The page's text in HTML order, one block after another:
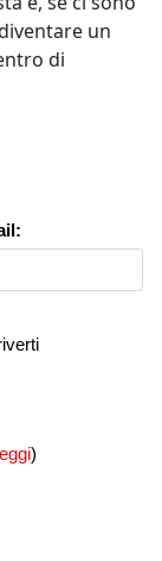
un
di
)